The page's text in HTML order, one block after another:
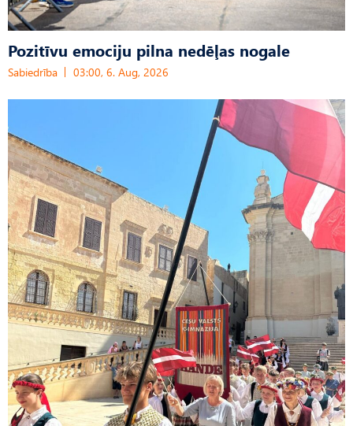
Pozitīvu emociju pilna nedēļas nogale
Sabiedrība 03:00, 6. Aug, 2026